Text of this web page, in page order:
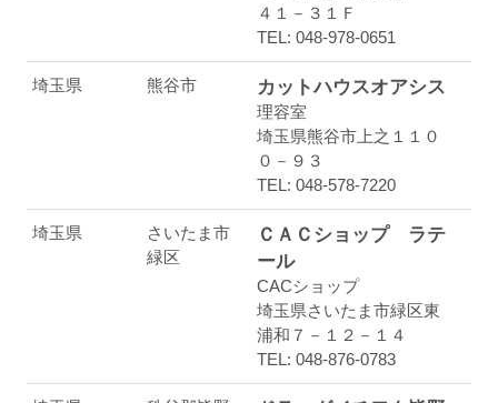
４１－３１Ｆ
TEL: 048-978-0651
埼玉県 熊谷市 カットハウスオアシス
理容室
埼玉県熊谷市上之１１０
０－９３
TEL: 048-578-7220
埼玉県
さいたま市
緑区
ＣＡＣショップ ラテ
ール
CACショップ
埼玉県さいたま市緑区東
浦和７－１２－１４
TEL: 048-876-0783